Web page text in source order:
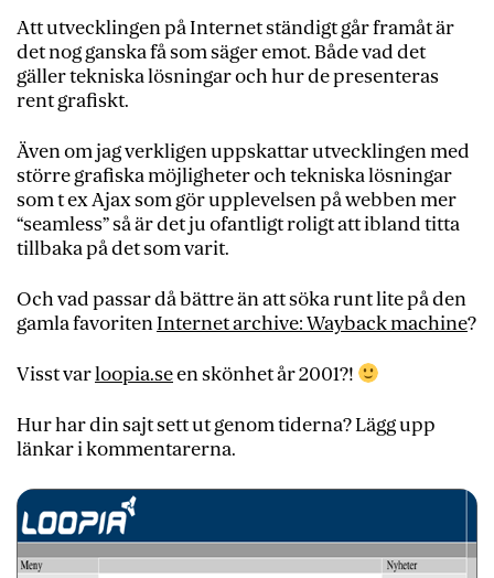
Att utvecklingen på Internet ständigt går framåt är
det nog ganska få som säger emot. Både vad det
gäller tekniska lösningar och hur de presenteras
rent grafiskt.
Även om jag verkligen uppskattar utvecklingen med
större grafiska möjligheter och tekniska lösningar
som t ex Ajax som gör upplevelsen på webben mer
“seamless” så är det ju ofantligt roligt att ibland titta
tillbaka på det som varit.
Och vad passar då bättre än att söka runt lite på den
gamla favoritenInternet archive: Wayback machine?
Visst varloopia.seen skönhet år 2001?!
Hur har din sajt sett ut genom tiderna? Lägg upp
länkar i kommentarerna.